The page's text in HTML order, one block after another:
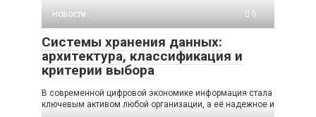
Новости
0
Системы хранения данных:
архитектура, классификация и
критерии выбора
В современной цифровой экономике информация стала
ключевым активом любой организации, а её надежное и